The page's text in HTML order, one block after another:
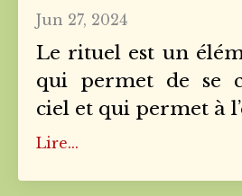
Jun 27, 2024
Le rituel est un
qui permet de se
ciel et qui permet à
Lire...